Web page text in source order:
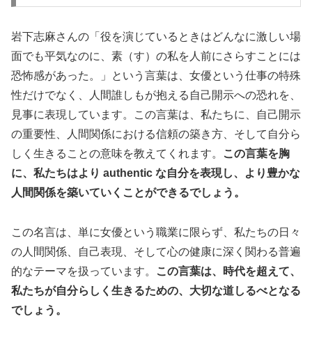
岩下志麻さんの「役を演じているときはどんなに激しい場
面でも平気なのに、素（す）の私を人前にさらすことには
恐怖感があった。」という言葉は、女優という仕事の特殊
性だけでなく、人間誰しもが抱える自己開示への恐れを、
見事に表現しています。この言葉は、私たちに、自己開示
の重要性、人間関係における信頼の築き方、そして自分ら
しく生きることの意味を教えてくれます。
この言葉を胸
に、私たちはより authentic な自分を表現し、より豊かな
人間関係を築いていくことができるでしょう。
この名言は、単に女優という職業に限らず、私たちの日々
の人間関係、自己表現、そして心の健康に深く関わる普遍
的なテーマを扱っています。
この言葉は、時代を超えて、
私たちが自分らしく生きるための、大切な道しるべとなる
でしょう。